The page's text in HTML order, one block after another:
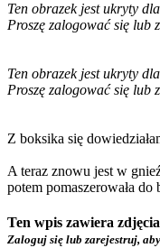
Ten obrazek jest ukryty
Proszę zalogować się lub
Ten obrazek jest ukryty
Proszę zalogować się lub
Z boksika się
A teraz znowu jest w
potem pomaszerowała do
Ten wpis zawiera
Zaloguj się lub zarejestruj,